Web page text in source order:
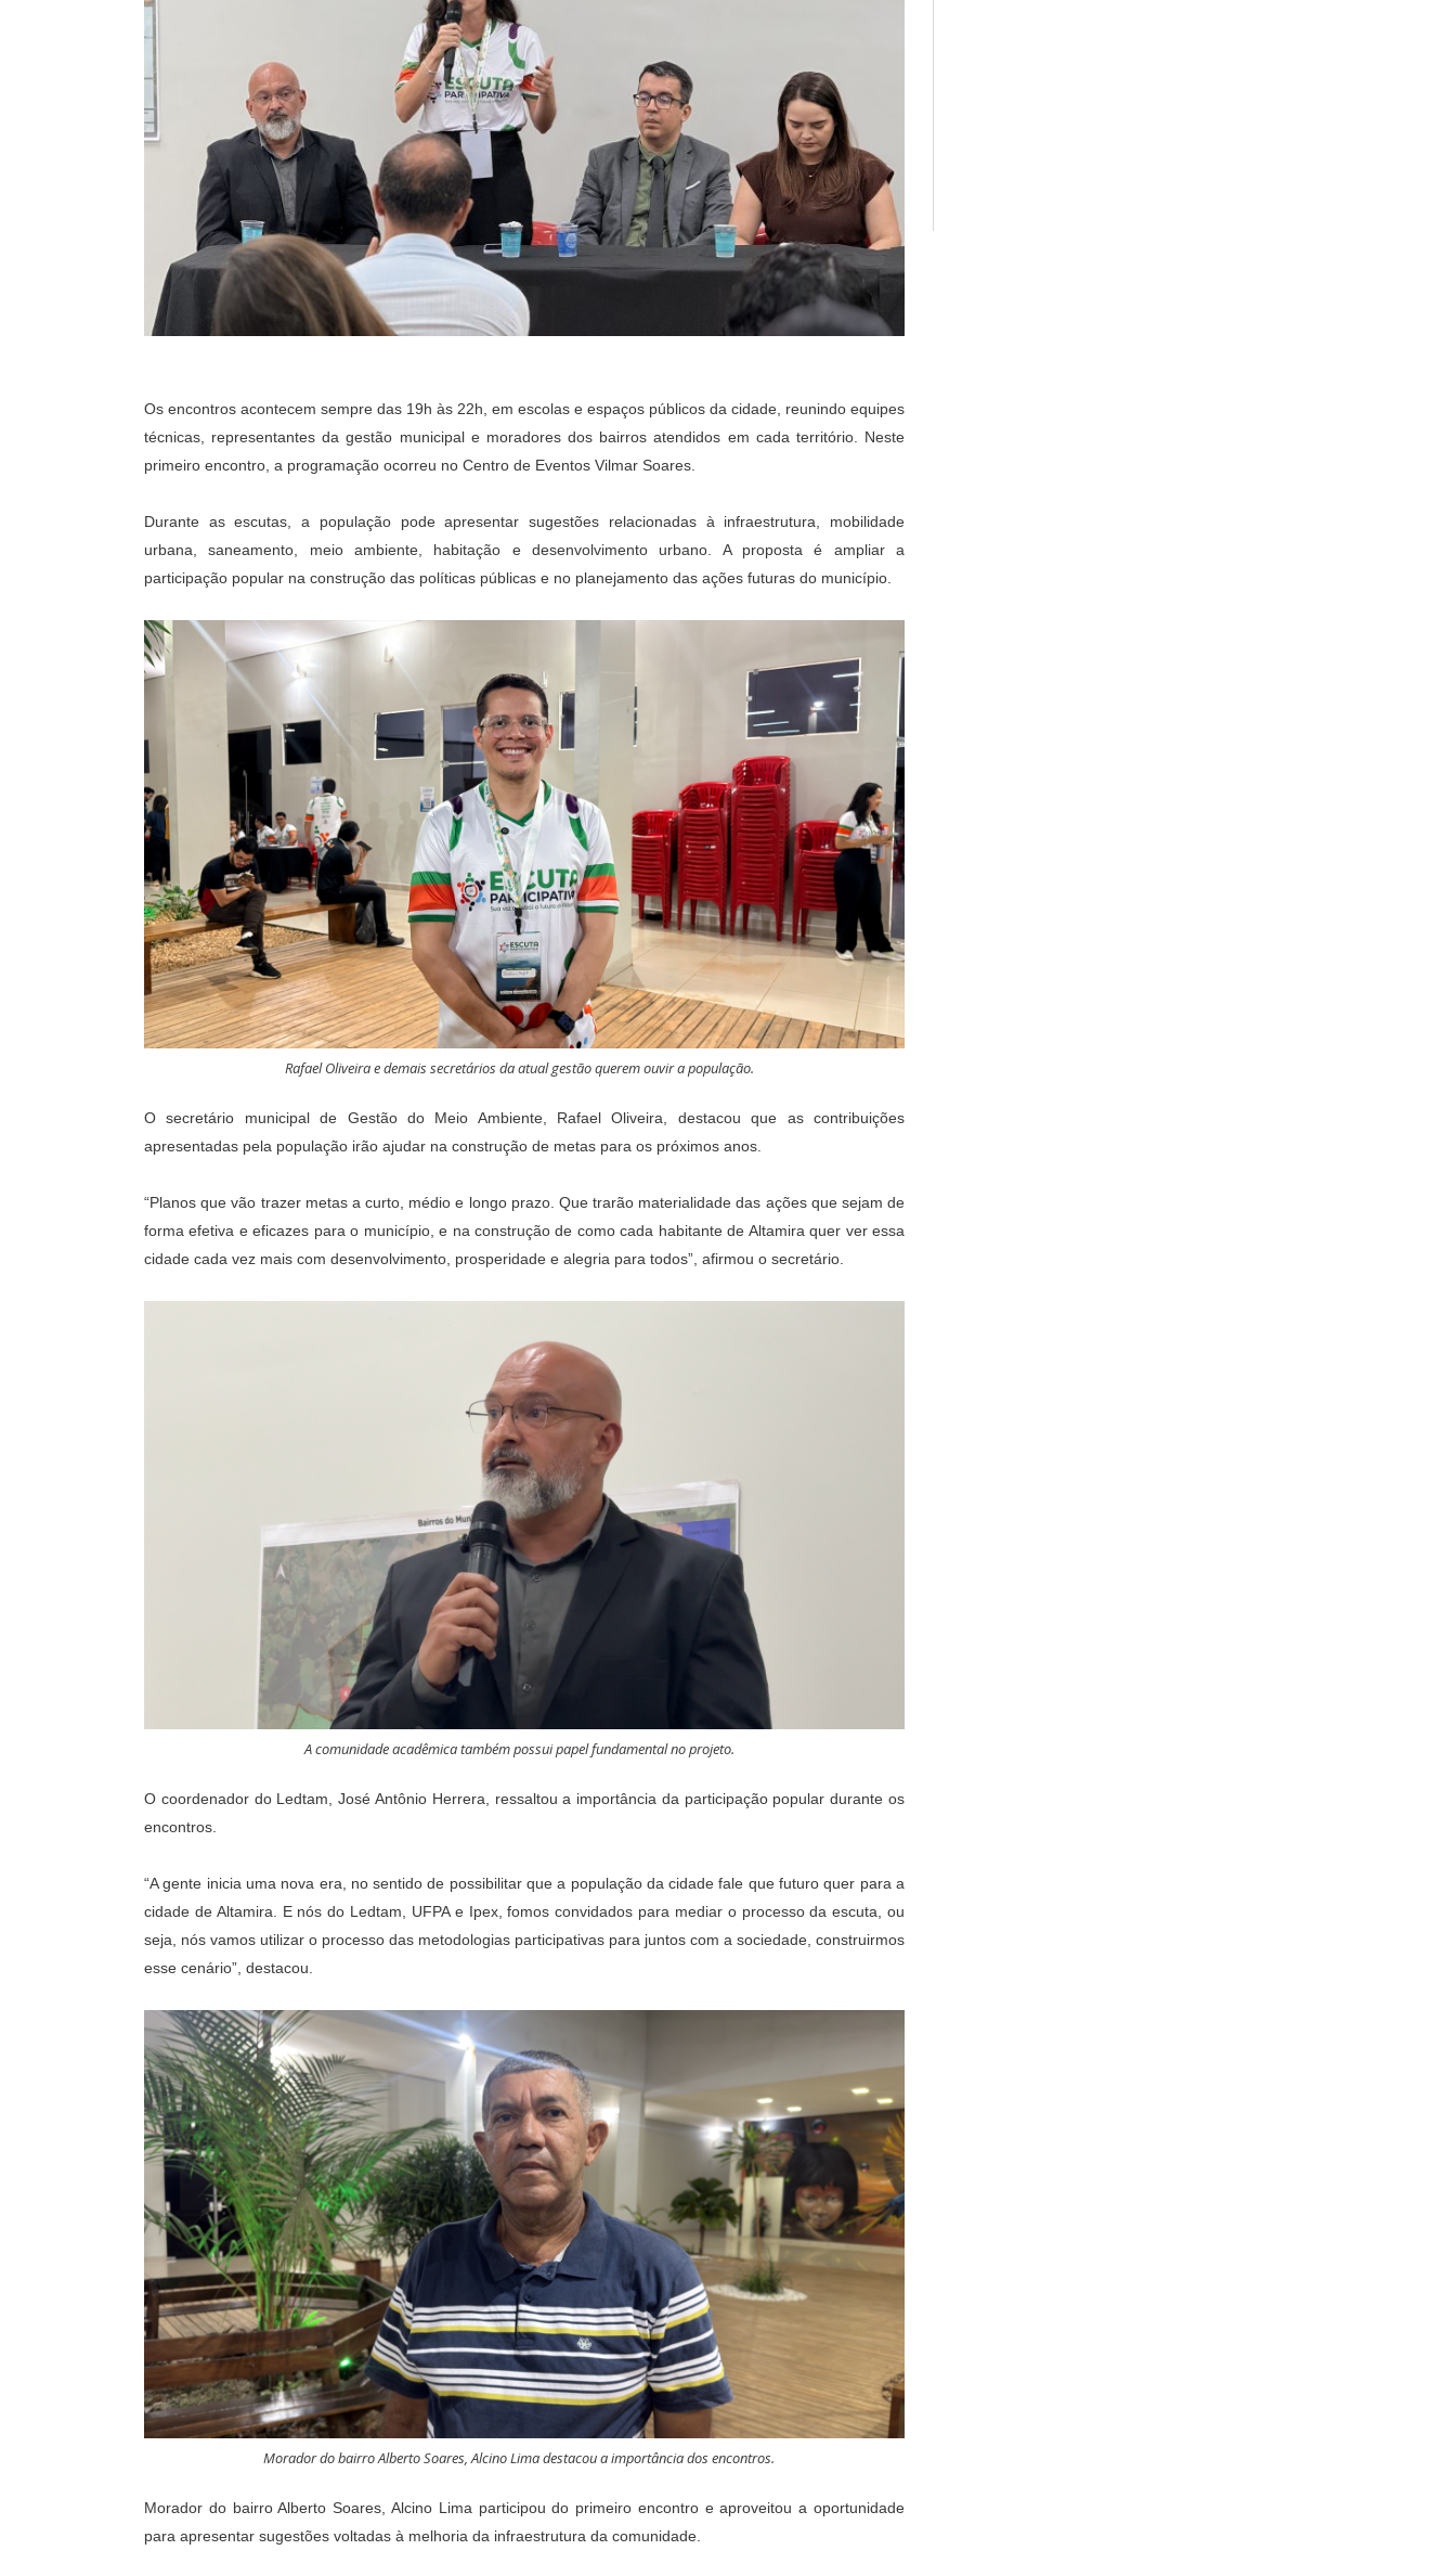
Os encontros acontecem sempre das 19h às 22h, em escolas e espaços públicos da cidade, reunindo equipes
técnicas, representantes da gestão municipal e moradores dos bairros atendidos em cada território. Neste
primeiro encontro, a programação ocorreu no Centro de Eventos Vilmar Soares.
Durante as escutas, a população pode apresentar sugestões relacionadas à infraestrutura, mobilidade
urbana, saneamento, meio ambiente, habitação e desenvolvimento urbano. A proposta é ampliar a
participação popular na construção das políticas públicas e no planejamento das ações futuras do município.
Rafael Oliveira e demais secretários da atual gestão querem ouvir a população.
O secretário municipal de Gestão do Meio Ambiente, Rafael Oliveira, destacou que as contribuições
apresentadas pela população irão ajudar na construção de metas para os próximos anos.
“Planos que vão trazer metas a curto, médio e longo prazo. Que trarão materialidade das ações que sejam de
forma efetiva e eficazes para o município, e na construção de como cada habitante de Altamira quer ver essa
cidade cada vez mais com desenvolvimento, prosperidade e alegria para todos”, afirmou o secretário.
A comunidade acadêmica também possui papel fundamental no projeto.
O coordenador do Ledtam, José Antônio Herrera, ressaltou a importância da participação popular durante os
encontros.
“A gente inicia uma nova era, no sentido de possibilitar que a população da cidade fale que futuro quer para a
cidade de Altamira. E nós do Ledtam, UFPA e Ipex, fomos convidados para mediar o processo da escuta, ou
seja, nós vamos utilizar o processo das metodologias participativas para juntos com a sociedade, construirmos
esse cenário”, destacou.
Morador do bairro Alberto Soares, Alcino Lima destacou a importância dos encontros.
Morador do bairro Alberto Soares, Alcino Lima participou do primeiro encontro e aproveitou a oportunidade
para apresentar sugestões voltadas à melhoria da infraestrutura da comunidade.